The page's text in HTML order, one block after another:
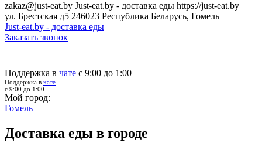
zakaz@just-eat.by Just-eat.by - доставка еды https://just-eat.by
ул. Брестская д5 246023 Республика Беларусь, Гомель
Just-eat.by - доставка еды
Заказать звонок
Поддержка в чате с 9:00 до 1:00
Поддержка в чате
с 9:00 до 1:00
Мой город:
Гомель
Доставка еды в городе